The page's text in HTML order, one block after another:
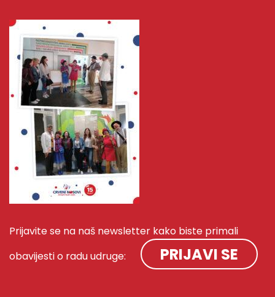
Prijavite se na naš newsletter kako biste primali
obavijesti o radu udruge:
PRIJAVI SE